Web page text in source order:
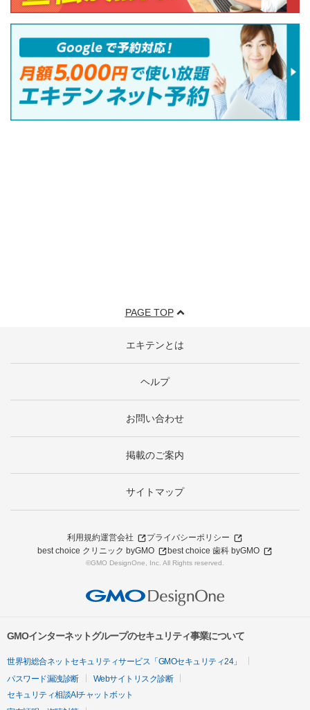
PAGE TOP
エキテンとは
ヘルプ
お問い合わせ
掲載のご案内
サイトマップ
利用規約運営会社
プライバシーポリシー
best choice クリニック byGMO
best choice 歯科 byGMO
©GMO DesignOne, Inc. All Rights reserved.
GMOインターネットグループのセキュリティ事業について
世界初総合ネットセキュリティサービス「GMOセキュリティ24」
パスワード漏洩診断
Webサイトリスク診断
セキュリティ相談AIチャットボット